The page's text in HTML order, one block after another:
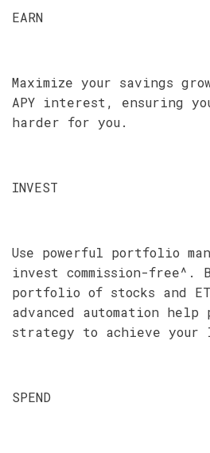
EARN
Maximize your savings
APY interest, ensuring
harder for you.
INVEST
Use powerful portfolio
invest commission-free^.
portfolio of stocks and
advanced automation help
strategy to achieve your
SPEND